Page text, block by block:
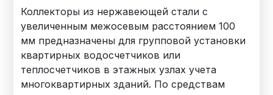
Коллекторы из нержавеющей стали с
увеличенным межосевым расстоянием 100
мм предназначены для групповой установки
квартирных водосчетчиков или
теплосчетчиков в этажных узлах учета
многоквартирных зданий. По средствам